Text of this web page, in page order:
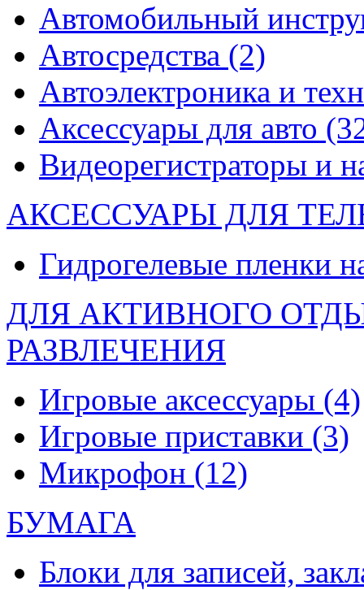
Автомобильный
Автосредства (2)
Автоэлектроника и
Аксессуары для авто
Видеорегистраторы и
АКСЕССУАРЫ ДЛЯ
Гидрогелевые пленки
ДЛЯ АКТИВНОГО
РАЗВЛЕЧЕНИЯ
Игровые аксессуары (4)
Игровые приставки (3)
Микрофон (12)
БУМАГА
Блоки для записей,